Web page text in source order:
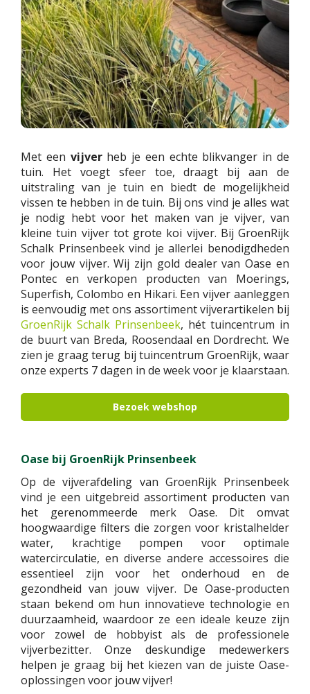
Met een vijverheb je een echte blikvanger in de
tuin. Het voegt sfeer toe, draagt bij aan de
uitstraling van je tuin en biedt de mogelijkheid
vissen te hebben in de tuin. Bij ons vind je alles wat
je nodig hebt voor het maken van je vijver, van
kleine tuin vijver tot grote koi vijver. Bij GroenRijk
Schalk Prinsenbeek vind je allerlei benodigdheden
voor jouw vijver. Wij zijn gold dealer van Oase en
Pontec en verkopen producten van Moerings,
Superfish, Colombo en Hikari. Een vijver aanleggen
is eenvoudig met ons assortiment vijverartikelen bij
GroenRijk Schalk Prinsenbeek, hét tuincentrum in
de buurt van Breda, Roosendaal en Dordrecht. We
zien je graag terug bij tuincentrum GroenRijk, waar
onze experts 7 dagen in de week voor je klaarstaan.
Bezoek webshop
Oase bij GroenRijk Prinsenbeek
Op de vijverafdeling van GroenRijk Prinsenbeek
vind je een uitgebreid assortiment producten van
het gerenommeerde merk Oase. Dit omvat
hoogwaardige filters die zorgen voor kristalhelder
water, krachtige pompen voor optimale
watercirculatie, en diverse andere accessoires die
essentieel zijn voor het onderhoud en de
gezondheid van jouw vijver. De Oase-producten
staan bekend om hun innovatieve technologie en
duurzaamheid, waardoor ze een ideale keuze zijn
voor zowel de hobbyist als de professionele
vijverbezitter. Onze deskundige medewerkers
helpen je graag bij het kiezen van de juiste Oase-
oplossingen voor jouw vijver!